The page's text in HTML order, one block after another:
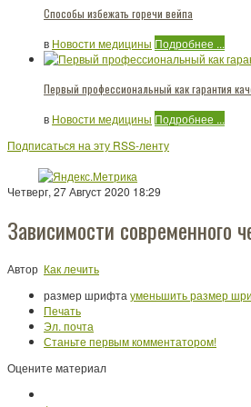
Способы избежать горечи вейпа
в Новости медицины Подробнее ...
Первый профессиональный как гарантия
в Новости медицины Подробнее ...
Подписаться на эту RSS-ленту
Четверг, 27 Август 2020 18:29
Зависимости современного
Автор Как лечить
размер шрифта уменьшить размер
Печать
Эл. почта
Станьте первым комментатором!
Оцените материал